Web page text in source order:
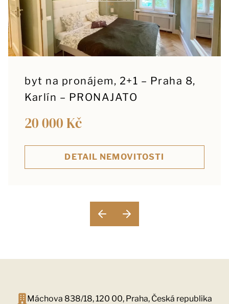
byt na pronájem, 2+1 – Praha 8,
Karlín – PRONAJATO
20 000 Kč
DETAIL NEMOVITOSTI
Máchova 838/18, 120 00, Praha, Česká republika